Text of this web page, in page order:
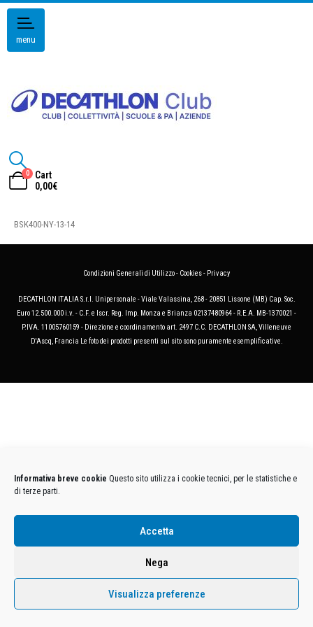
Informativa breve cookie Questo sito utilizza i cookie tecnici, per le statistiche e
di terze parti.
Accetta
Nega
Visualizza preferenze
menu
0
Cart
0,00€
BSK400-NY-13-14
Condizioni Generali di Utilizzo- Cookies- Privacy
DECATHLON ITALIA S.r.l. Unipersonale - Viale Valassina, 268 - 20851 Lissone (MB) Cap. Soc.
Euro 12.500.000 i.v. - C.F. e Iscr. Reg. Imp. Monza e Brianza 02137480964 - R.E.A. MB-1370021 -
P.IVA. 11005760159 - Direzione e coordinamento art. 2497 C.C. DECATHLON SA, Villeneuve
D'Ascq, Francia Le foto dei prodotti presenti sul sito sono puramente esemplificative.